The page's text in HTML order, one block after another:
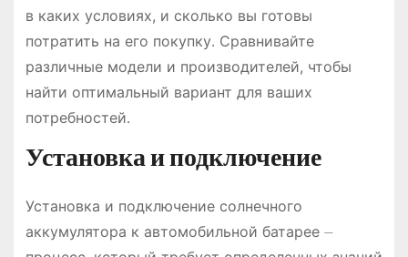
в каких условиях, и сколько вы готовы
потратить на его покупку․ Сравнивайте
различные модели и производителей, чтобы
найти оптимальный вариант для ваших
потребностей․
Установка и подключение
Установка и подключение солнечного
аккумулятора к автомобильной батарее ⏤